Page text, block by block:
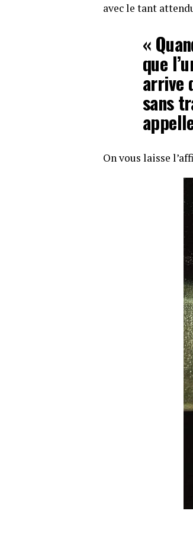
avec le tant
«
que
arrive
sans
On vous laisse